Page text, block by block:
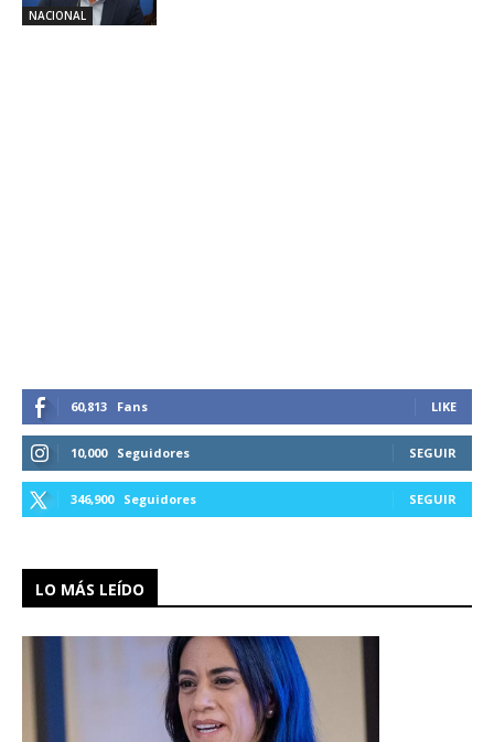
NACIONAL
60,813 Fans LIKE
10,000 Seguidores SEGUIR
346,900 Seguidores SEGUIR
LO MÁS LEÍDO